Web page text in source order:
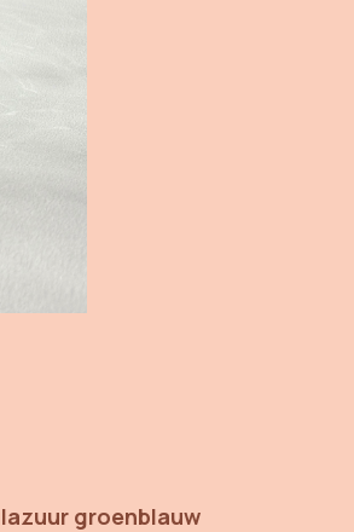
groenblauw